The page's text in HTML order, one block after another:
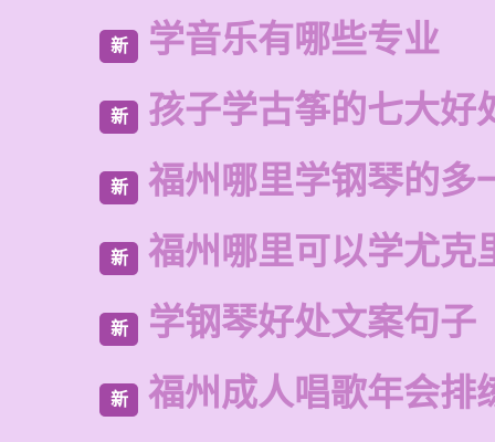
新 学音乐有哪些专业
新 孩子学古筝的七大好
新 福州哪里学钢琴的多
新 福州哪里可以学尤克
新 学钢琴好处文案句子
新 福州成人唱歌年会排